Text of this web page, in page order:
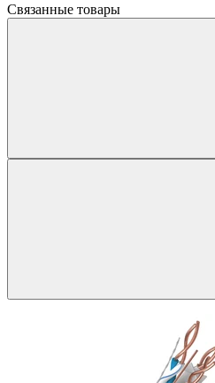
Связанные товары